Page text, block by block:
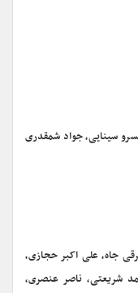
سینایی، جواد شمقدری
جاه، علی اکبر حجازی،
شریعتی، ناصر عنصری،